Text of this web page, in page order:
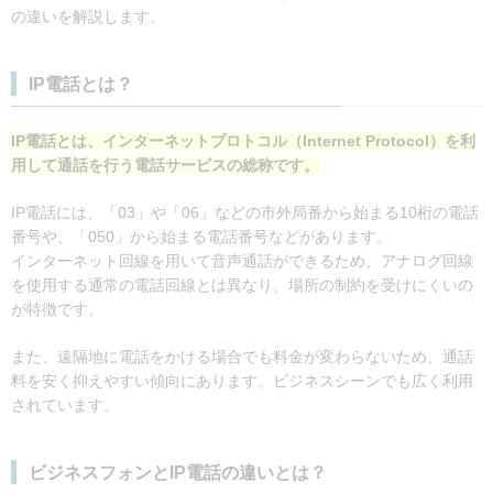
の違いを解説します。
IP電話とは？
IP電話とは、インターネットプロトコル（Internet Protocol）を利
用して通話を行う電話サービスの総称です。
IP電話には、「03」や「06」などの市外局番から始まる10桁の電話
番号や、「050」から始まる電話番号などがあります。
インターネット回線を用いて音声通話ができるため、アナログ回線
を使用する通常の電話回線とは異なり、場所の制約を受けにくいの
が特徴です。
また、遠隔地に電話をかける場合でも料金が変わらないため、通話
料を安く抑えやすい傾向にあります。ビジネスシーンでも広く利用
されています。
ビジネスフォンとIP電話の違いとは？